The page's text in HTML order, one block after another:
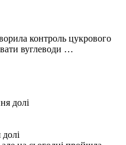
контроль цукрового
вуглеводи …